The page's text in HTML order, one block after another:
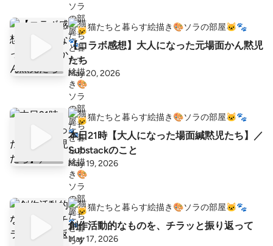
猫たちと暮らす絵描き🎨ソラの部屋🐱🐾
【コラボ感想】大人になった元場面かん黙児
たち
May 20, 2026
猫たちと暮らす絵描き🎨ソラの部屋🐱🐾
本日21時【大人になった場面緘黙児たち】／
Substackのこと
May 19, 2026
猫たちと暮らす絵描き🎨ソラの部屋🐱🐾
創作活動的なものを、チラッと振り返って
May 17, 2026